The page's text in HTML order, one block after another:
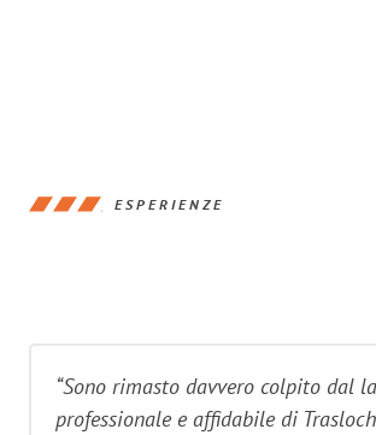
ESPERIENZE
“Sono rimasto davvero colpito dal
professionale e affidabile di